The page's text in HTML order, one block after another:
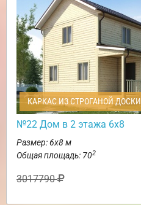
КАРКАС ИЗ СТРОГАНОЙ ДОСКИ
№22 Дом в 2 этажа 6х8
Размер: 6х8 м
Общая площадь: 702
3017790